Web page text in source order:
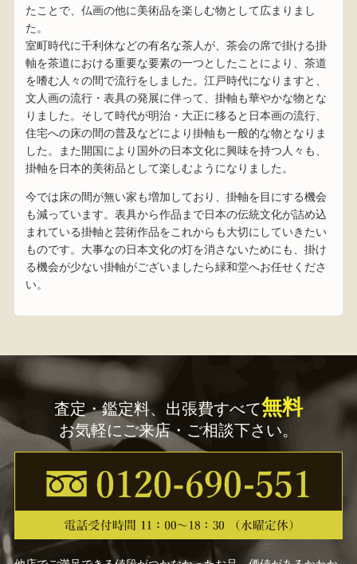
たことで、仏画の他に美術品を楽しむ物として広まりまし
た。
室町時代に千利休などの有名な茶人が、茶会の席で掛ける掛
軸を茶道における重要な要素の一つとしたことにより、茶道
を嗜む人々の間で流行をしました。江戸時代になりますと、
文人画の流行・表具の発展に伴って、掛軸も華やかな物とな
りました。そして時代が明治・大正に移ると日本画の流行、
住宅への床の間の普及などにより掛軸も一般的な物となりま
した。また開国により国外の日本文化に興味を持つ人々も、
掛軸を日本的美術品として楽しむようになりました。
今では床の間が無い家も増加しており、掛軸を目にする機会
も減っています。表具から作品まで日本の伝統文化が詰め込
まれている掛軸と芸術作品をこれからも大切にしていきたい
ものです。大事なの日本文化の灯を消さないためにも、掛け
る機会が少ない掛軸がございましたら緑和堂へお任せくださ
い。
査定・鑑定料、出張費すべて無料
お気軽にご来店・ご相談下さい。